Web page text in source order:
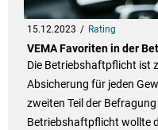
15.12.2023 Rating
VEMA Favoriten in der
Die Betriebshaftpflicht ist
Absicherung für jeden
zweiten Teil der
Betriebshaftpflicht wollte